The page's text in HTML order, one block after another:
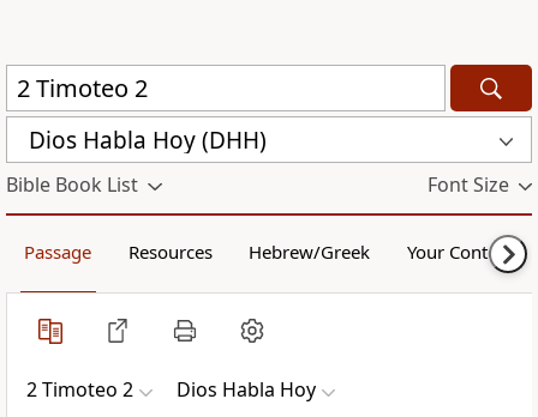
Dios Habla Hoy (DHH)
Bible Book List Font Size
Passage Resources Hebrew/Greek Your Content
2 Timoteo 2 Dios Habla Hoy